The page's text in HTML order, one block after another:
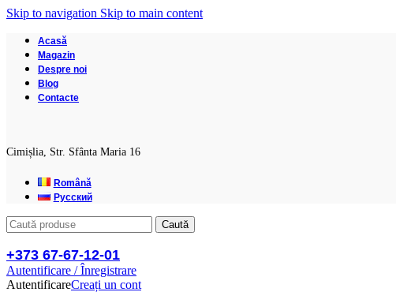
Skip to navigation Skip to main content
Acasă
Magazin
Despre noi
Blog
Contacte
Cimișlia, Str. Sfânta Maria 16
Română
Русский
Caută
+373 67-67-12-01
Autentificare / Înregistrare
AutentificareCreați un cont